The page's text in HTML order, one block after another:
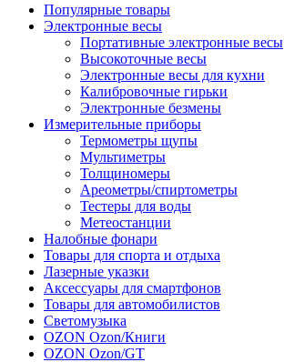
Популярные товары
Электронные весы
Портативные электронные весы
Высокоточные весы
Электронные весы для кухни
Калибровочные гирьки
Электронные безмены
Измерительные приборы
Термометры щупы
Мультиметры
Толщиномеры
Ареометры/спиртометры
Тестеры для воды
Метеостанции
Налобные фонари
Товары для спорта и отдыха
Лазерные указки
Аксессуары для смартфонов
Товары для автомобилистов
Светомузыка
OZON Ozon/Книги
OZON Ozon/GT